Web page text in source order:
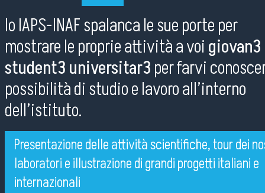
lo IAPS-INAF spalanca le sue porte per
mostrare le proprie attività a voigiovan3
student3 universitar3per farvi
possibilità di studio e lavoro all’interno
dell’istituto.
Presentazione delle attività scientifiche, tour dei
laboratori e illustrazione di grandi progetti italiani e
internazionali